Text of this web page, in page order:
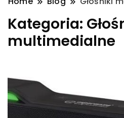
Kategoria:
multimedialne